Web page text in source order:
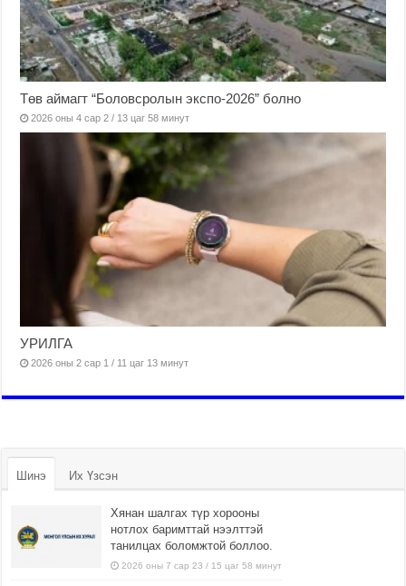
Төв аймагт “Боловсролын экспо-2026” болно
2026 оны 4 сар 2 / 13 цаг 58 минут
УРИЛГА
2026 оны 2 сар 1 / 11 цаг 13 минут
Шинэ Их Үзсэн
Хянан шалгах түр хорооны
нотлох баримттай нээлттэй
танилцах боломжтой боллоо.
2026 оны 7 сар 23 / 15 цаг 58 минут